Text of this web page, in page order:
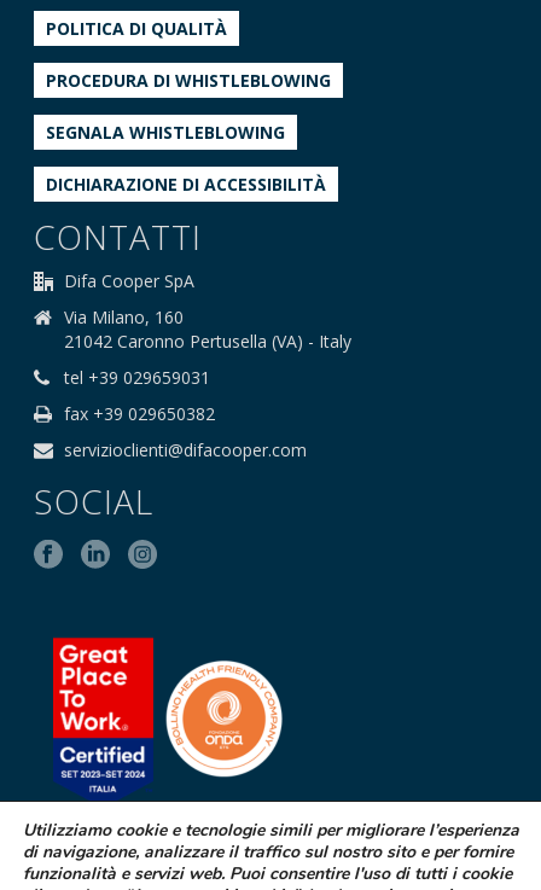
POLITICA DI QUALITÀ
PROCEDURA DI WHISTLEBLOWING
SEGNALA WHISTLEBLOWING
DICHIARAZIONE DI ACCESSIBILITÀ
CONTATTI
Difa Cooper SpA
Via Milano, 160
21042 Caronno Pertusella (VA) - Italy
tel +39 029659031
fax +39 029650382
servizioclienti@difacooper.com
SOCIAL
SEGNALAZIONE DI EFFETTI
Utilizziamo cookie e tecnologie simili per migliorare l’esperienza
di navigazione, analizzare il traffico sul nostro sito e per fornire
funzionalità e servizi web. Puoi consentire l'uso di tutti i cookie